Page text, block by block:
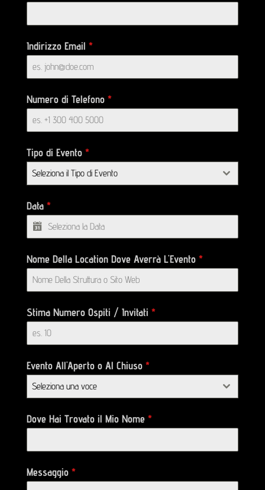
Indirizzo Email *
Numero di Telefono *
Tipo di Evento *
Seleziona il Tipo di Evento
Data *
Nome Della Location Dove Averrà L'Evento *
Stima Numero Ospiti / Invitati *
Evento All'Aperto o Al Chiuso *
Seleziona una voce
Dove Hai Trovato il Mio Nome *
Messaggio *